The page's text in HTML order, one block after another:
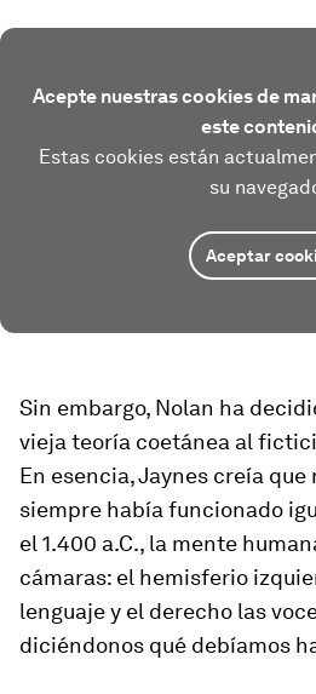
Acepte nuestras cookies de
este
Estas cookies están
su
Aceptar
Sin embargo, Nolan ha
vieja teoría coetánea al
En esencia, Jaynes creía
siempre había funcionado
el 1.400 a.C., la mente
cámaras: el hemisferio
lenguaje y el derecho las
diciéndonos qué debíamos